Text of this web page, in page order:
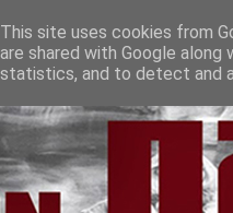
This site uses cookies from
are shared with Google
statistics, and to detect and